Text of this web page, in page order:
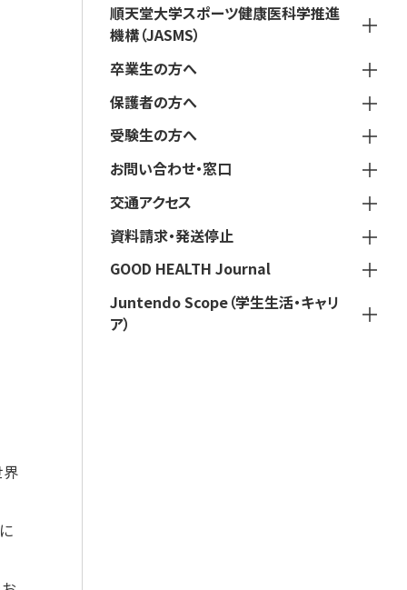
順天堂大学スポーツ健康医科学推進
機構（JASMS）
卒業生の方へ
保護者の方へ
受験生の方へ
お問い合わせ・窓口
交通アクセス
資料請求・発送停止
GOOD HEALTH Journal
Juntendo Scope（学生生活・キャリ
ア）